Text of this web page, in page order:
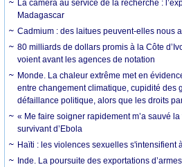
La caméra au service de la recherche :
Madagascar
Cadmium : des laitues peuvent-elles nous
80 milliards de dollars promis à la Côte
voient avant les agences de notation
Monde. La chaleur extrême met en
entre changement climatique, cupidité des
défaillance politique, alors que les droits
« Me faire soigner rapidement m’a sauvé
survivant d’Ebola
Haïti : les violences sexuelles s'intensifient
Inde. La poursuite des exportations